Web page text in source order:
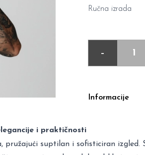
Ručna izrada
-
Informacije
i praktičnosti
pružajući suptilan i sofisticiran